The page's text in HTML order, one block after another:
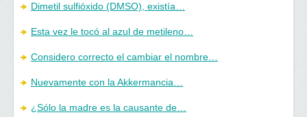
Dimetil sulfióxido (DMSO), existía…
Esta vez le tocó al azul de metileno…
Considero correcto el cambiar el nombre…
Nuevamente con la Akkermancia…
¿Sólo la madre es la causante de…